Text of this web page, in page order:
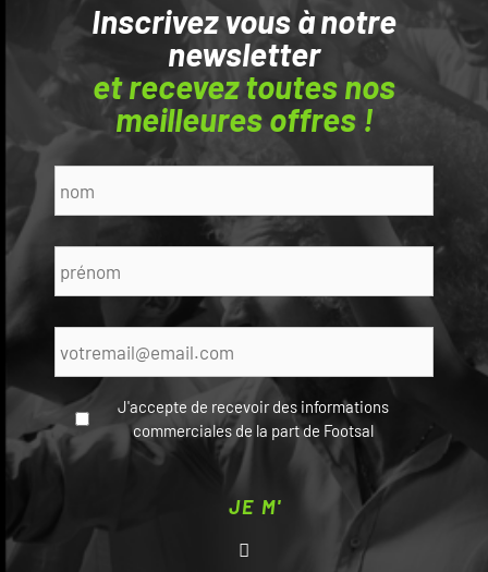
Inscrivez vous à notre
newsletter
et recevez toutes nos
meilleures offres !
Nom *
Prénom *
E-
J'accepte de recevoir des informations
commerciales de la part de Footsal